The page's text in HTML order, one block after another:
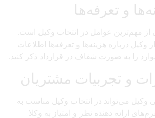
و تعرفه‌ها
از مهم‌ترین عوامل در انتخاب وکیل است.
وکیل درباره هزینه‌ها و تعرفه‌ها اطلاعات
را به صورت شفاف در قرارداد ذکر کنید.
و تجربیات مشتریان
وکیل می‌تواند در انتخاب وکیل مناسب به
ارائه دهنده نظر و امتیاز به وکلا